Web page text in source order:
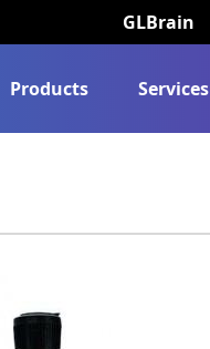
GLBrain
Products Services